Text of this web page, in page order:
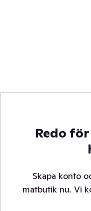
Redo
Skapa konto
matbutik nu. Vi